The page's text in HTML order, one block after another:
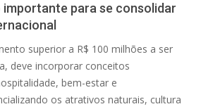
importante para se consolidar
superior a R$ 100 milhões a ser
deve incorporar conceitos
bem-estar e
os atrativos naturais, cultura